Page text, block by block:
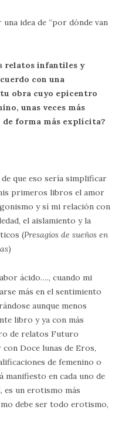
idea de “por dónde van
relatos infantiles y
con una
obra cuyo epicentro
unas veces más
forma más explícita?
que eso sería simplificar
primeros libros el amor
y sí mi relación con
el aislamiento y la
(Presagios de sueños en
)
ácido…., cuando mi
más en el sentimiento
aunque menos
libro y ya con más
de relatos Futuro
Doce lunas de Eros,
de femenino o
en cada uno de
es un erotismo más
debe ser todo erotismo,